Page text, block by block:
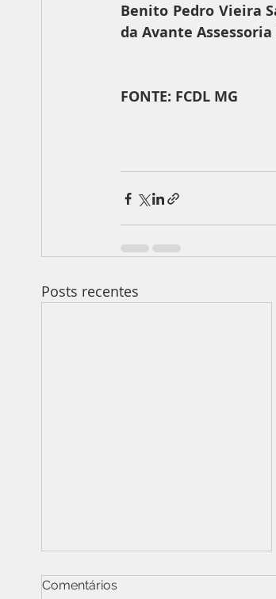
Benito Pedro Vieira
da Avante
FONTE: FCDL MG
Posts recentes
Comentários